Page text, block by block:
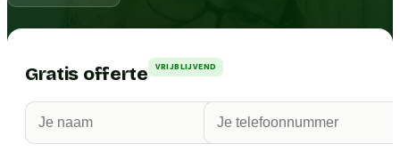
Gratis offerte VRIJBLIJVEND